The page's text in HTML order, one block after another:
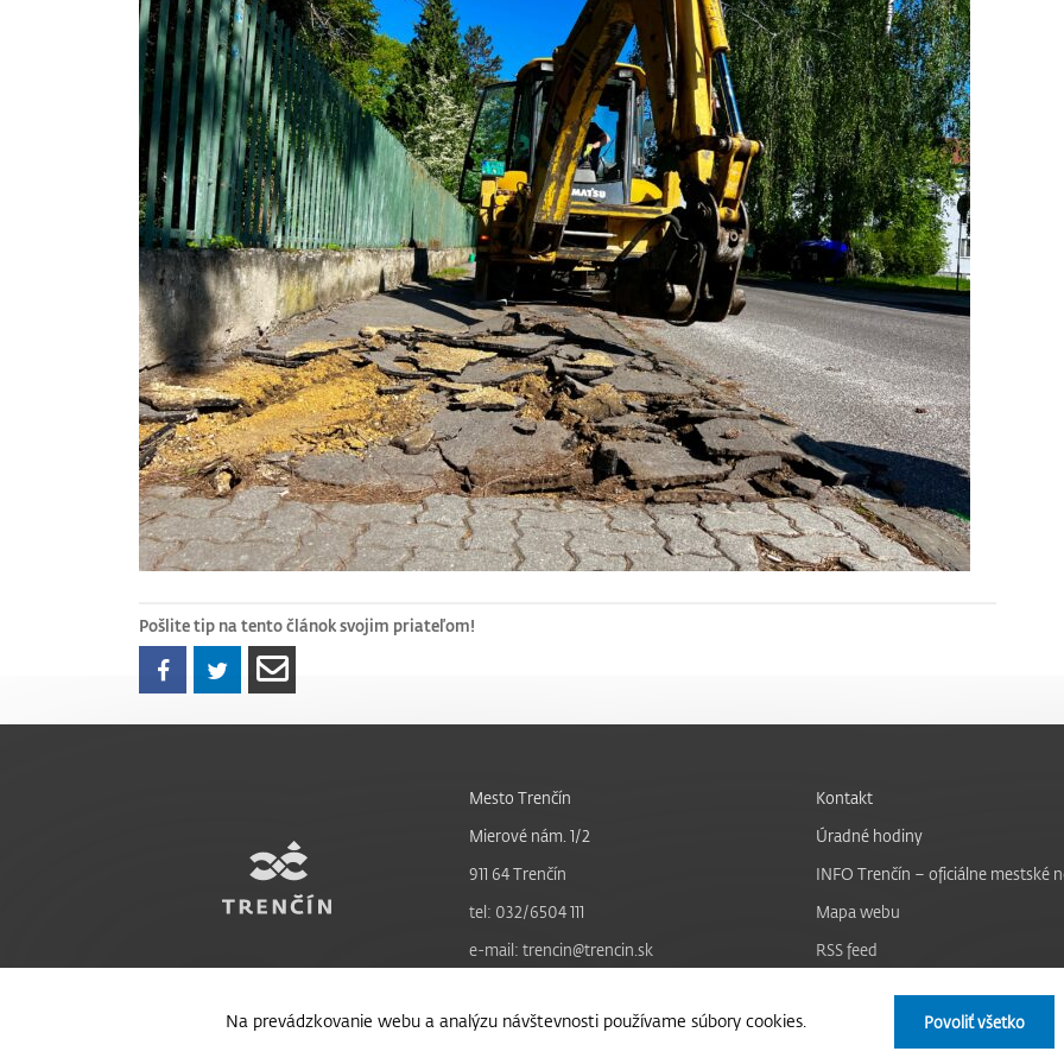
Pošlite tip na tento článok svojim priateľom!
Na prevádzkovanie webu a analýzu návštevnosti používame súbory cookies. Povoliť všetko
Mesto Trenčín
Mierové nám. 1/2
911 64 Trenčín
tel: 032/6504 111
e-mail: trencin@trencin.sk
Kontakt
Úradné hodiny
INFO Trenčín – oficiálne mestské
Mapa webu
RSS feed